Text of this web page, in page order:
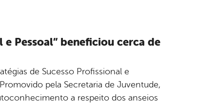
Pessoal” beneficiou cerca de
de Sucesso Profissional e
pela Secretaria de Juventude,
a respeito dos anseios